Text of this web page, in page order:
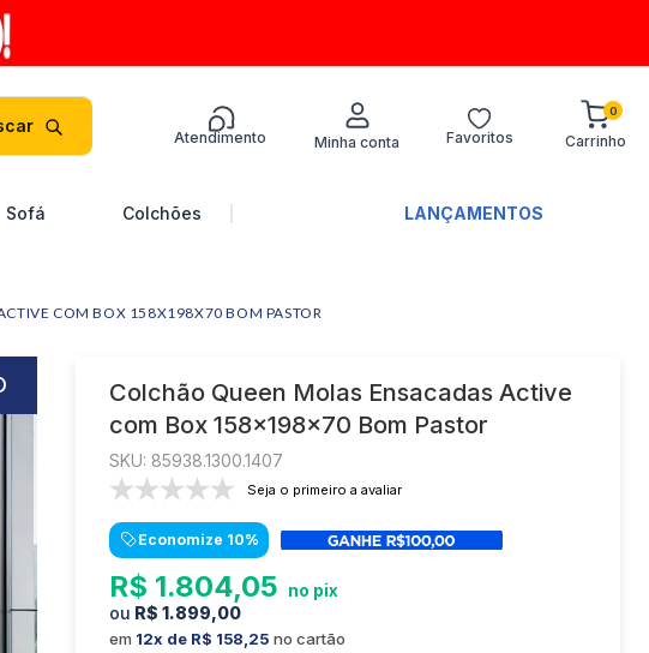
Atendimento Favoritos
0
Sofá Colchões LANÇAMENTOS
COM BOX 158X198X70 BOM PASTOR
Colchão Queen Molas Ensacadas Active
com Box 158x198x70 Bom Pastor
: 85938.1300.1407
Seja o primeiro a avaliar
Economize 10%
R$ 1.804,05
R$ 1.899,00
em 12 R$ 158 25 no cartão
buscados
4º
guarda-roupa
5º
guarda roupa
6º
guarda roupa casal
8º
colchão
9º
sofá retrátil
10 º mesa